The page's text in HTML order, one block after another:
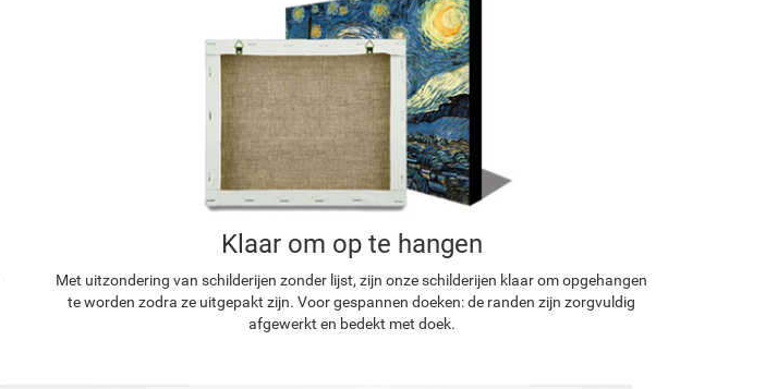
Klaar om op te hangen
Met uitzondering van schilderijen zonder lijst, zijn onze schilderijen klaar om opgehangen
te worden zodra ze uitgepakt zijn. Voor gespannen doeken: de randen zijn zorgvuldig
afgewerkt en bedekt met doek.